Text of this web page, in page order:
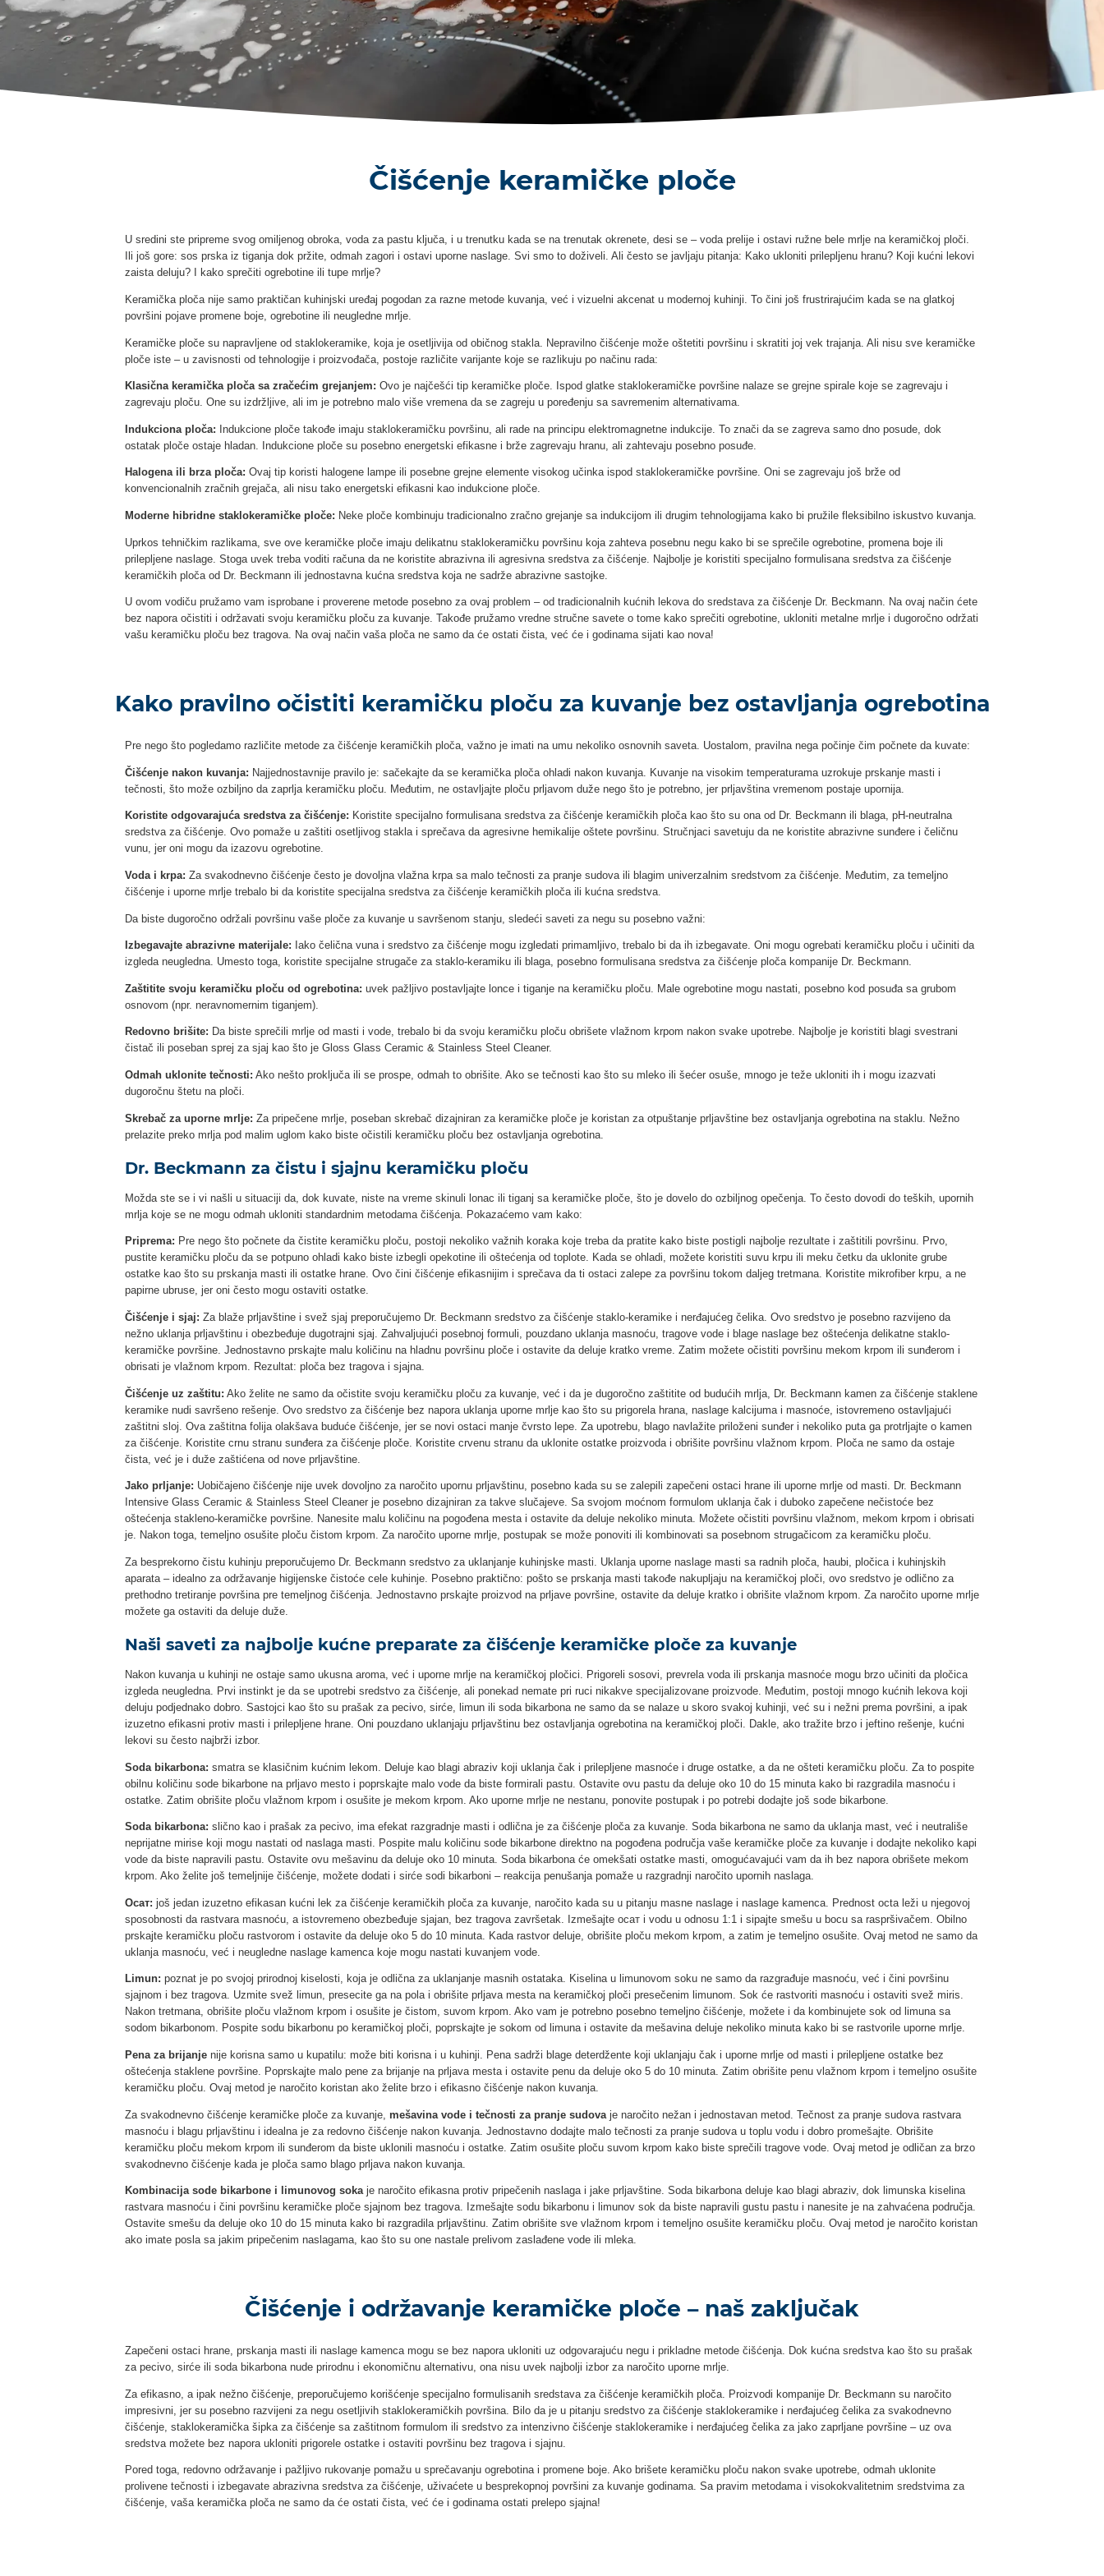
Čišćenje keramičke ploče
U sredini ste pripreme svog omiljenog obroka, voda za pastu ključa, i u trenutku kada se na trenutak okrenete, desi se – voda prelije i ostavi ružne bele mrlje na keramičkoj ploči.
Ili još gore: sos prska iz tiganja dok pržite, odmah zagori i ostavi uporne naslage. Svi smo to doživeli. Ali često se javljaju pitanja: Kako ukloniti prilepljenu hranu? Koji kućni lekovi
zaista deluju? I kako sprečiti ogrebotine ili tupe mrlje?
Keramička ploča nije samo praktičan kuhinjski uređaj pogodan za razne metode kuvanja, već i vizuelni akcenat u modernoj kuhinji. To čini još frustrirajućim kada se na glatkoj
površini pojave promene boje, ogrebotine ili neugledne mrlje.
Keramičke ploče su napravljene od staklokеramike, koja je osetljivija od običnog stakla. Nepravilno čišćenje može oštetiti površinu i skratiti joj vek trajanja. Ali nisu sve keramičke
ploče iste – u zavisnosti od tehnologije i proizvođača, postoje različite varijante koje se razlikuju po načinu rada:
Klasična keramička ploča sa zračećim grejanjem: Ovo je najčešći tip keramičke ploče. Ispod glatke staklоkeramičke površine nalaze se grejne spirale koje se zagrevaju i
zagrevaju ploču. One su izdržljive, ali im je potrebno malo više vremena da se zagreju u poređenju sa savremenim alternativama.
Indukciona ploča: Indukcione ploče takođe imaju staklоkeramičku površinu, ali rade na principu elektromagnetne indukcije. To znači da se zagreva samo dno posude, dok
ostatak ploče ostaje hladan. Indukcione ploče su posebno energetski efikasne i brže zagrevaju hranu, ali zahtevaju posebno posuđe.
Halogena ili brza ploča: Ovaj tip koristi halogene lampe ili posebne grejne elemente visokog učinka ispod staklоkeramičke površine. Oni se zagrevaju još brže od
konvencionalnih zračnih grejača, ali nisu tako energetski efikasni kao indukcione ploče.
Moderne hibridne staklоkeramičke ploče: Neke ploče kombinuju tradicionalno zračno grejanje sa indukcijom ili drugim tehnologijama kako bi pružile fleksibilno iskustvo kuvanja.
Uprkos tehničkim razlikama, sve ove keramičke ploče imaju delikatnu staklоkeramičku površinu koja zahteva posebnu negu kako bi se sprečile ogrebotine, promena boje ili
prilepljene naslage. Stoga uvek treba voditi računa da ne koristite abrazivna ili agresivna sredstva za čišćenje. Najbolje je koristiti specijalno formulisana sredstva za čišćenje
keramičkih ploča od Dr. Beckmann ili jednostavna kućna sredstva koja ne sadrže abrazivne sastojke.
U ovom vodiču pružamo vam isprobane i proverene metode posebno za ovaj problem – od tradicionalnih kućnih lekova do sredstava za čišćenje Dr. Beckmann. Na ovaj način ćete
bez napora očistiti i održavati svoju keramičku ploču za kuvanje. Takođe pružamo vredne stručne savete o tome kako sprečiti ogrebotine, ukloniti metalne mrlje i dugoročno održati
vašu keramičku ploču bez tragova. Na ovaj način vaša ploča ne samo da će ostati čista, već će i godinama sijati kao nova!
Kako pravilno očistiti keramičku ploču za kuvanje bez ostavljanja ogrebotina
Pre nego što pogledamo različite metode za čišćenje keramičkih ploča, važno je imati na umu nekoliko osnovnih saveta. Uostalom, pravilna nega počinje čim počnete da kuvate:
Čišćenje nakon kuvanja: Najjednostavnije pravilo je: sačekajte da se keramička ploča ohladi nakon kuvanja. Kuvanje na visokim temperaturama uzrokuje prskanje masti i
tečnosti, što može ozbiljno da zaprlja keramičku ploču. Međutim, ne ostavljajte ploču prljavom duže nego što je potrebno, jer prljavština vremenom postaje upornija.
Koristite odgovarajuća sredstva za čišćenje: Koristite specijalno formulisana sredstva za čišćenje keramičkih ploča kao što su ona od Dr. Beckmann ili blaga, pH-neutralna
sredstva za čišćenje. Ovo pomaže u zaštiti osetljivog stakla i sprečava da agresivne hemikalije oštete površinu. Stručnjaci savetuju da ne koristite abrazivne sunđere i čeličnu
vunu, jer oni mogu da izazovu ogrebotine.
Voda i krpa: Za svakodnevno čišćenje često je dovoljna vlažna krpa sa malo tečnosti za pranje sudova ili blagim univerzalnim sredstvom za čišćenje. Međutim, za temeljno
čišćenje i uporne mrlje trebalo bi da koristite specijalna sredstva za čišćenje keramičkih ploča ili kućna sredstva.
Da biste dugoročno održali površinu vaše ploče za kuvanje u savršenom stanju, sledeći saveti za negu su posebno važni:
Izbegavajte abrazivne materijale: Iako čelična vuna i sredstvo za čišćenje mogu izgledati primamljivo, trebalo bi da ih izbegavate. Oni mogu ogrebati keramičku ploču i učiniti da
izgleda neugledna. Umesto toga, koristite specijalne strugače za staklo-keramiku ili blaga, posebno formulisana sredstva za čišćenje ploča kompanije Dr. Beckmann.
Zaštitite svoju keramičku ploču od ogrebotina: uvek pažljivo postavljajte lonce i tiganje na keramičku ploču. Male ogrebotine mogu nastati, posebno kod posuđa sa grubom
osnovom (npr. neravnomernim tiganjem).
Redovno brišite: Da biste sprečili mrlje od masti i vode, trebalo bi da svoju keramičku ploču obrišete vlažnom krpom nakon svake upotrebe. Najbolje je koristiti blagi svestrani
čistač ili poseban sprej za sjaj kao što je Gloss Glass Ceramic & Stainless Steel Cleaner.
Odmah uklonite tečnosti: Ako nešto proključa ili se prospe, odmah to obrišite. Ako se tečnosti kao što su mleko ili šećer osuše, mnogo je teže ukloniti ih i mogu izazvati
dugoročnu štetu na ploči.
Skrebač za uporne mrlje: Za pripečene mrlje, poseban skrebač dizajniran za keramičke ploče je koristan za otpuštanje prljavštine bez ostavljanja ogrebotina na staklu. Nežno
prelazite preko mrlja pod malim uglom kako biste očistili keramičku ploču bez ostavljanja ogrebotina.
Dr. Beckmann za čistu i sjajnu keramičku ploču
Možda ste se i vi našli u situaciji da, dok kuvate, niste na vreme skinuli lonac ili tiganj sa keramičke ploče, što je dovelo do ozbiljnog opečenja. To često dovodi do teških, upornih
mrlja koje se ne mogu odmah ukloniti standardnim metodama čišćenja. Pokazaćemo vam kako:
Priprema: Pre nego što počnete da čistite keramičku ploču, postoji nekoliko važnih koraka koje treba da pratite kako biste postigli najbolje rezultate i zaštitili površinu. Prvo,
pustite keramičku ploču da se potpuno ohladi kako biste izbegli opekotine ili oštećenja od toplote. Kada se ohladi, možete koristiti suvu krpu ili meku četku da uklonite grube
ostatke kao što su prskanja masti ili ostatke hrane. Ovo čini čišćenje efikasnijim i sprečava da ti ostaci zalepe za površinu tokom daljeg tretmana. Koristite mikrofiber krpu, a ne
papirne ubruse, jer oni često mogu ostaviti ostatke.
Čišćenje i sjaj: Za blaže prljavštine i svež sjaj preporučujemo Dr. Beckmann sredstvo za čišćenje staklo-keramike i nerđajućeg čelika. Ovo sredstvo je posebno razvijeno da
nežno uklanja prljavštinu i obezbeđuje dugotrajni sjaj. Zahvaljujući posebnoj formuli, pouzdano uklanja masnoću, tragove vode i blage naslage bez oštećenja delikatne staklo-
keramičke površine. Jednostavno prskajte malu količinu na hladnu površinu ploče i ostavite da deluje kratko vreme. Zatim možete očistiti površinu mekom krpom ili sunđerom i
obrisati je vlažnom krpom. Rezultat: ploča bez tragova i sjajna.
Čišćenje uz zaštitu: Ako želite ne samo da očistite svoju keramičku ploču za kuvanje, već i da je dugoročno zaštitite od budućih mrlja, Dr. Beckmann kamen za čišćenje staklene
keramike nudi savršeno rešenje. Ovo sredstvo za čišćenje bez napora uklanja uporne mrlje kao što su prigorela hrana, naslage kalcijuma i masnoće, istovremeno ostavljajući
zaštitni sloj. Ova zaštitna folija olakšava buduće čišćenje, jer se novi ostaci manje čvrsto lepe. Za upotrebu, blago navlažite priloženi sunđer i nekoliko puta ga protrljajte o kamen
za čišćenje. Koristite crnu stranu sunđera za čišćenje ploče. Koristite crvenu stranu da uklonite ostatke proizvoda i obrišite površinu vlažnom krpom. Ploča ne samo da ostaje
čista, već je i duže zaštićena od nove prljavštine.
Jako prljanje: Uobičajeno čišćenje nije uvek dovoljno za naročito upornu prljavštinu, posebno kada su se zalepili zapečeni ostaci hrane ili uporne mrlje od masti. Dr. Beckmann
Intensive Glass Ceramic & Stainless Steel Cleaner je posebno dizajniran za takve slučajeve. Sa svojom moćnom formulom uklanja čak i duboko zapečene nečistoće bez
oštećenja stakleno-keramičke površine. Nanesite malu količinu na pogođena mesta i ostavite da deluje nekoliko minuta. Možete očistiti površinu vlažnom, mekom krpom i obrisati
je. Nakon toga, temeljno osušite ploču čistom krpom. Za naročito uporne mrlje, postupak se može ponoviti ili kombinovati sa posebnom strugačicom za keramičku ploču.
Za besprekorno čistu kuhinju preporučujemo Dr. Beckmann sredstvo za uklanjanje kuhinjske masti. Uklanja uporne naslage masti sa radnih ploča, haubi, pločica i kuhinjskih
aparata – idealno za održavanje higijenske čistoće cele kuhinje. Posebno praktično: pošto se prskanja masti takođe nakupljaju na keramičkoj ploči, ovo sredstvo je odlično za
prethodno tretiranje površina pre temeljnog čišćenja. Jednostavno prskajte proizvod na prljave površine, ostavite da deluje kratko i obrišite vlažnom krpom. Za naročito uporne mrlje
možete ga ostaviti da deluje duže.
Naši saveti za najbolje kućne preparate za čišćenje keramičke ploče za kuvanje
Nakon kuvanja u kuhinji ne ostaje samo ukusna aroma, već i uporne mrlje na keramičkoj pločici. Prigoreli sosovi, prevrela voda ili prskanja masnoće mogu brzo učiniti da pločica
izgleda neugledna. Prvi instinkt je da se upotrebi sredstvo za čišćenje, ali ponekad nemate pri ruci nikakve specijalizovane proizvode. Međutim, postoji mnogo kućnih lekova koji
deluju podjednako dobro. Sastojci kao što su prašak za pecivo, sirće, limun ili soda bikarbona ne samo da se nalaze u skoro svakoj kuhinji, već su i nežni prema površini, a ipak
izuzetno efikasni protiv masti i prilepljene hrane. Oni pouzdano uklanjaju prljavštinu bez ostavljanja ogrebotina na keramičkoj ploči. Dakle, ako tražite brzo i jeftino rešenje, kućni
lekovi su često najbrži izbor.
Soda bikarbona: smatra se klasičnim kućnim lekom. Deluje kao blagi abraziv koji uklanja čak i prilepljene masnoće i druge ostatke, a da ne ošteti keramičku ploču. Za to pospite
obilnu količinu sode bikarbone na prljavo mesto i poprskajte malo vode da biste formirali pastu. Ostavite ovu pastu da deluje oko 10 do 15 minuta kako bi razgradila masnoću i
ostatke. Zatim obrišite ploču vlažnom krpom i osušite je mekom krpom. Ako uporne mrlje ne nestanu, ponovite postupak i po potrebi dodajte još sode bikarbone.
Soda bikarbona: slično kao i prašak za pecivo, ima efekat razgradnje masti i odlična je za čišćenje ploča za kuvanje. Soda bikarbona ne samo da uklanja mast, već i neutrališe
neprijatne mirise koji mogu nastati od naslaga masti. Pospite malu količinu sode bikarbone direktno na pogođena područja vaše keramičke ploče za kuvanje i dodajte nekoliko kapi
vode da biste napravili pastu. Ostavite ovu mešavinu da deluje oko 10 minuta. Soda bikarbona će omekšati ostatke masti, omogućavajući vam da ih bez napora obrišete mekom
krpom. Ako želite još temeljnije čišćenje, možete dodati i sirće sodi bikarboni – reakcija penušanja pomaže u razgradnji naročito upornih naslaga.
Ocат: još jedan izuzetno efikasan kućni lek za čišćenje keramičkih ploča za kuvanje, naročito kada su u pitanju masne naslage i naslage kamenca. Prednost octa leži u njegovoj
sposobnosti da rastvara masnoću, a istovremeno obezbeđuje sjajan, bez tragova završetak. Izmešajte ocат i vodu u odnosu 1:1 i sipajte smešu u bocu sa raspršivačem. Obilno
prskajte keramičku ploču rastvorom i ostavite da deluje oko 5 do 10 minuta. Kada rastvor deluje, obrišite ploču mekom krpom, a zatim je temeljno osušite. Ovaj metod ne samo da
uklanja masnoću, već i neugledne naslage kamenca koje mogu nastati kuvanjem vode.
Limun: poznat je po svojoj prirodnoj kiselosti, koja je odlična za uklanjanje masnih ostataka. Kiselina u limunovom soku ne samo da razgrađuje masnoću, već i čini površinu
sjajnom i bez tragova. Uzmite svež limun, presecite ga na pola i obrišite prljava mesta na keramičkoj ploči presečenim limunom. Sok će rastvoriti masnoću i ostaviti svež miris.
Nakon tretmana, obrišite ploču vlažnom krpom i osušite je čistom, suvom krpom. Ako vam je potrebno posebno temeljno čišćenje, možete i da kombinujete sok od limuna sa
sodom bikarbonom. Pospite sodu bikarbonu po keramičkoj ploči, poprskajte je sokom od limuna i ostavite da mešavina deluje nekoliko minuta kako bi se rastvorile uporne mrlje.
Pena za brijanjenije korisna samo u kupatilu: može biti korisna i u kuhinji. Pena sadrži blage deterdžente koji uklanjaju čak i uporne mrlje od masti i prilepljene ostatke bez
oštećenja staklene površine. Poprskajte malo pene za brijanje na prljava mesta i ostavite penu da deluje oko 5 do 10 minuta. Zatim obrišite penu vlažnom krpom i temeljno osušite
keramičku ploču. Ovaj metod je naročito koristan ako želite brzo i efikasno čišćenje nakon kuvanja.
Za svakodnevno čišćenje keramičke ploče za kuvanje, mešavina vode i tečnosti za pranje sudovaje naročito nežan i jednostavan metod. Tečnost za pranje sudova rastvara
masnoću i blagu prljavštinu i idealna je za redovno čišćenje nakon kuvanja. Jednostavno dodajte malo tečnosti za pranje sudova u toplu vodu i dobro promešajte. Obrišite
keramičku ploču mekom krpom ili sunđerom da biste uklonili masnoću i ostatke. Zatim osušite ploču suvom krpom kako biste sprečili tragove vode. Ovaj metod je odličan za brzo
svakodnevno čišćenje kada je ploča samo blago prljava nakon kuvanja.
Kombinacija sode bikarbone i limunovog sokaje naročito efikasna protiv pripečenih naslaga i jake prljavštine. Soda bikarbona deluje kao blagi abraziv, dok limunska kiselina
rastvara masnoću i čini površinu keramičke ploče sjajnom bez tragova. Izmešajte sodu bikarbonu i limunov sok da biste napravili gustu pastu i nanesite je na zahvaćena područja.
Ostavite smešu da deluje oko 10 do 15 minuta kako bi razgradila prljavštinu. Zatim obrišite sve vlažnom krpom i temeljno osušite keramičku ploču. Ovaj metod je naročito koristan
ako imate posla sa jakim pripečenim naslagama, kao što su one nastale prelivom zaslađene vode ili mleka.
Čišćenje i održavanje keramičke ploče – naš zaključak
Zapečeni ostaci hrane, prskanja masti ili naslage kamenca mogu se bez napora ukloniti uz odgovarajuću negu i prikladne metode čišćenja. Dok kućna sredstva kao što su prašak
za pecivo, sirće ili soda bikarbona nude prirodnu i ekonomičnu alternativu, ona nisu uvek najbolji izbor za naročito uporne mrlje.
Za efikasno, a ipak nežno čišćenje, preporučujemo korišćenje specijalno formulisanih sredstava za čišćenje keramičkih ploča. Proizvodi kompanije Dr. Beckmann su naročito
impresivni, jer su posebno razvijeni za negu osetljivih staklоkeramičkih površina. Bilo da je u pitanju sredstvo za čišćenje staklоkeramike i nerđajućeg čelika za svakodnevno
čišćenje, staklоkeramička šipka za čišćenje sa zaštitnom formulom ili sredstvo za intenzivno čišćenje staklоkeramike i nerđajućeg čelika za jako zaprlјane površine – uz ova
sredstva možete bez napora ukloniti prigorele ostatke i ostaviti površinu bez tragova i sjajnu.
Pored toga, redovno održavanje i pažljivo rukovanje pomažu u sprečavanju ogrebotina i promene boje. Ako brišete keramičku ploču nakon svake upotrebe, odmah uklonite
prolivene tečnosti i izbegavate abrazivna sredstva za čišćenje, uživaćete u besprekорnoj površini za kuvanje godinama. Sa pravim metodama i visokokvalitetnim sredstvima za
čišćenje, vaša keramička ploča ne samo da će ostati čista, već će i godinama ostati prelepo sjajna!